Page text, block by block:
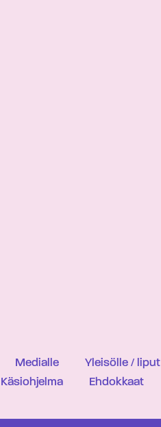
Medialle
Yleisölle / liput
Käsiohjelma Ehdokkaat